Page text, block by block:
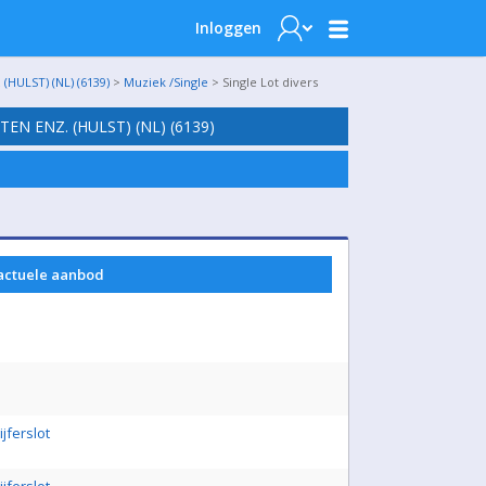
Inloggen
(NL) (6139) > Muziek /Single > Single Lot divers
ENZ. (HULST) (NL) (6139)
aanbod